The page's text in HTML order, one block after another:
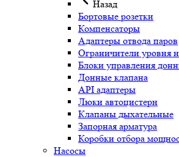
Назад
Бортовые розетки
Компенсаторы
Адаптеры отвода паров
Ограничители уровня
Блоки управления
Донные клапана
API адаптеры
Люки автоцистерн
Клапаны дыхательные
Запорная арматура
Коробки отбора
Насосы